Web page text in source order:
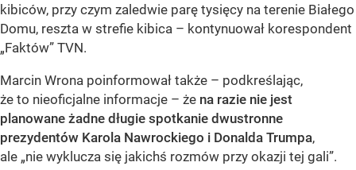
kibiców, przy czym zaledwie parę tysięcy na terenie Białego
Domu, reszta w strefie kibica – kontynuował korespondent
„Faktów” TVN.
Marcin Wrona poinformował także – podkreślając,
że to nieoficjalne informacje – że na razie nie jest
planowane żadne długie spotkanie dwustronne
prezydentów Karola Nawrockiego i Donalda Trumpa,
ale „nie wyklucza się jakichś rozmów przy okazji tej gali”.